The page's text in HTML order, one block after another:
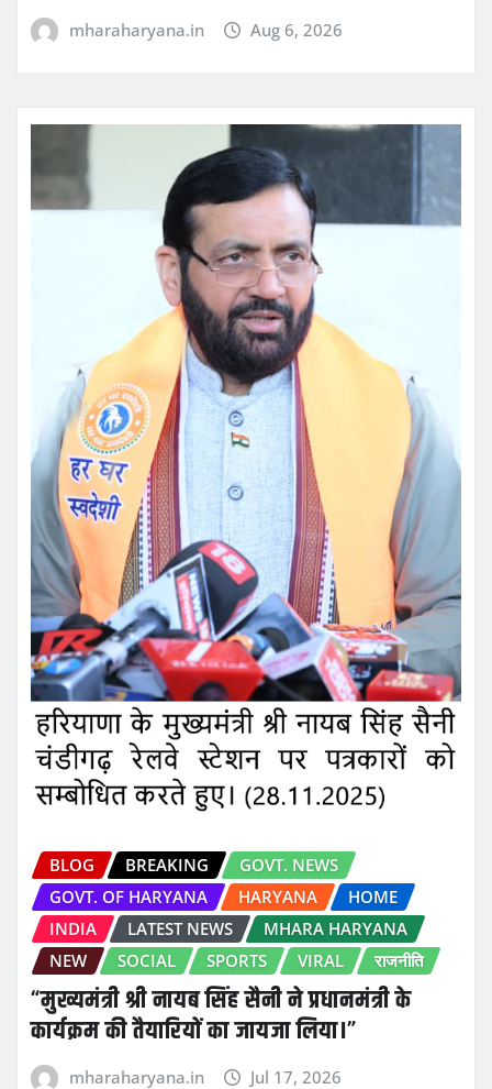
mharaharyana.in Aug 6, 2026
BLOG BREAKING
GOVT. NEWS
GOVT. OF HARYANA
HARYANA
HOME
INDIA
LATEST NEWS
MHARA HARYANA
NEW
SOCIAL SPORTS VIRAL राजनीति
“मुख्यमंत्री श्री नायब सिंह सैनी ने प्रधानमंत्री के
कार्यक्रम की तैयारियों का जायजा लिया।”
mharaharyana.in Jul 17, 2026